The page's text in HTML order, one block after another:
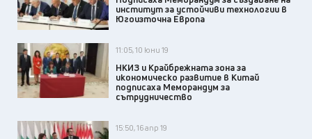
институт за устойчиви технологии в
Югоизточна Европа
11:05, 10 юни 19
НКИЗ и Крайбрежната зона за
икономическо развитие в Китай
подписаха Меморандум за
сътрудничество
15:50, 16 апр 19